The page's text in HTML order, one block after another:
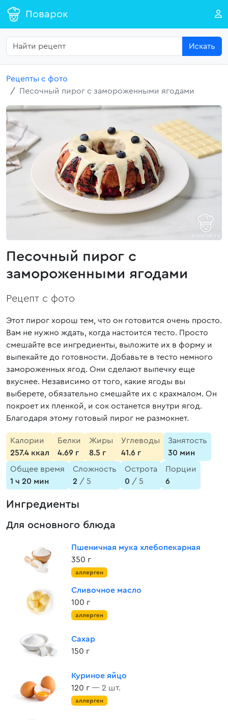
Поварок
Искать
Рецепты с фото
Песочный пирог с замороженными ягодами
Песочный пирог с
замороженными ягодами
Рецепт с фото
Этот пирог хорош тем, что он готовится очень просто.
Вам не нужно ждать, когда настоится тесто. Просто
смешайте все ингредиенты, выложите их в форму и
выпекайте до готовности. Добавьте в тесто немного
замороженных ягод. Они сделают выпечку еще
вкуснее. Независимо от того, какие ягоды вы
выберете, обязательно смешайте их с крахмалом. Он
покроет их пленкой, и сок останется внутри ягод.
Благодаря этому готовый пирог не размокнет.
Калории
257.4 ккал
Белки
4.69 г
Жиры
8.5 г
Углеводы
41.6 г
Занятость
30 мин
Общее время
1 ч 20 мин
Сложность
2 / 5
Острота
0 / 5
Порции
6
Ингредиенты
Для основного блюда
Пшеничная мука хлебопекарная
350 г
аллерген
Сливочное масло
100 г
аллерген
Сахар
150 г
Куриное яйцо
120 г — 2 шт.
аллерген